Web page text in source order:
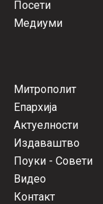
Посети
Медиуми
Митрополит
Епархија
Актуелности
Издаваштво
Поуки - Совети
Видео
Контакт